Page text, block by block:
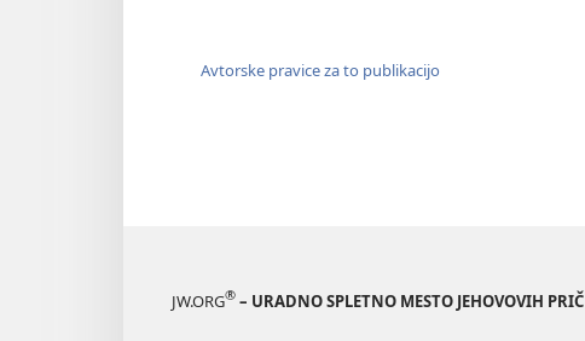
Avtorske pravice za to publikacijo
JW.ORG® – URADNO SPLETNO MESTO JEHOVOVIH PRIČ